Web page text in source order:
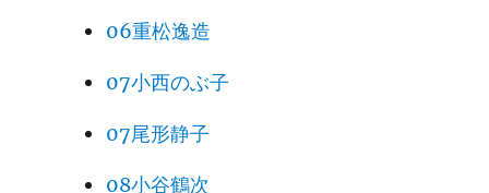
06重松逸造
07小西のぶ子
07尾形静子
08小谷鶴次